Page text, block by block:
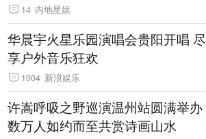
14 内地星娱
华晨宇火星乐园演唱会贵阳开唱 尽
享户外音乐狂欢
1004 新浪娱乐
许嵩呼吸之野巡演温州站圆满举办
数万人如约而至共赏诗画山水